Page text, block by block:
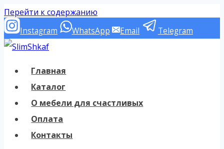
Перейти к содержанию
Instagram WhatsApp Email Telegram
Главная
Каталог
О мебели для счастливых
Оплата
Контакты